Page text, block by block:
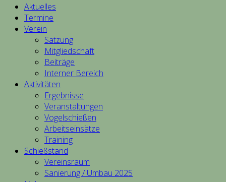
Aktuelles
Termine
Verein
Satzung
Mitgliedschaft
Beiträge
Interner Bereich
Aktivitäten
Ergebnisse
Veranstaltungen
Vogelschießen
Arbeitseinsätze
Training
Schießstand
Vereinsraum
Sanierung / Umbau 2025